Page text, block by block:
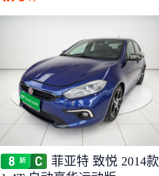
菲亚特 致悦 2014款